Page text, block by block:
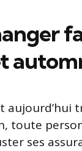
aujourd’hui
toute
ses